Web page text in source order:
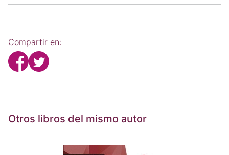
Compartir en:
Otros libros del mismo autor